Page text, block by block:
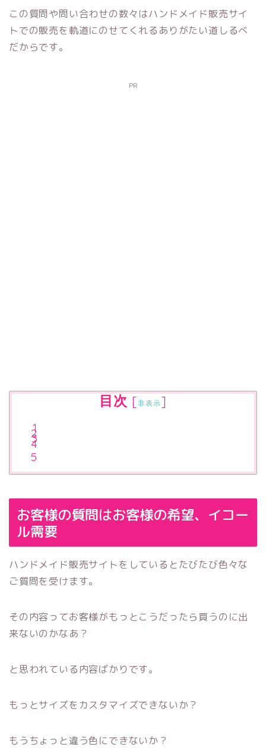
この質問や問い合わせの数々はハンドメイド販売サイ
トでの販売を軌道にのせてくれるありがたい道しるべ
だからです。
PR
目次 [非表示]
お客様の質問はお客様の希望、イコー
ル需要
ハンドメイド販売サイトをしているとたびたび色々な
ご質問を受けます。
その内容ってお客様がもっとこうだったら買うのに出
来ないのかなあ？
と思われている内容ばかりです。
もっとサイズをカスタマイズできないか？
もうちょっと違う色にできないか？